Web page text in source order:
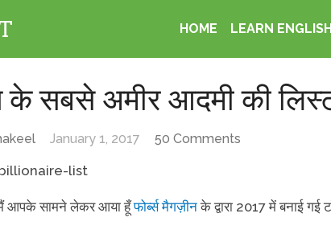
HOME LEARN
के सबसे अमीर आदमी की
January 1, 2017 50 Comments
आपके सामने लेकर आया हूँफोर्ब्स मैगज़ीनके द्वारा 2017 में बनाई गई